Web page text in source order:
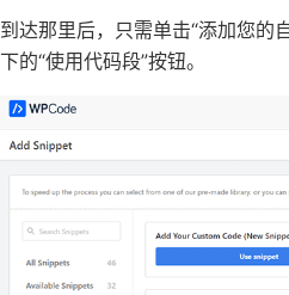
到达那里后，只需单击“添加您的
下的“使用代码段”按钮。